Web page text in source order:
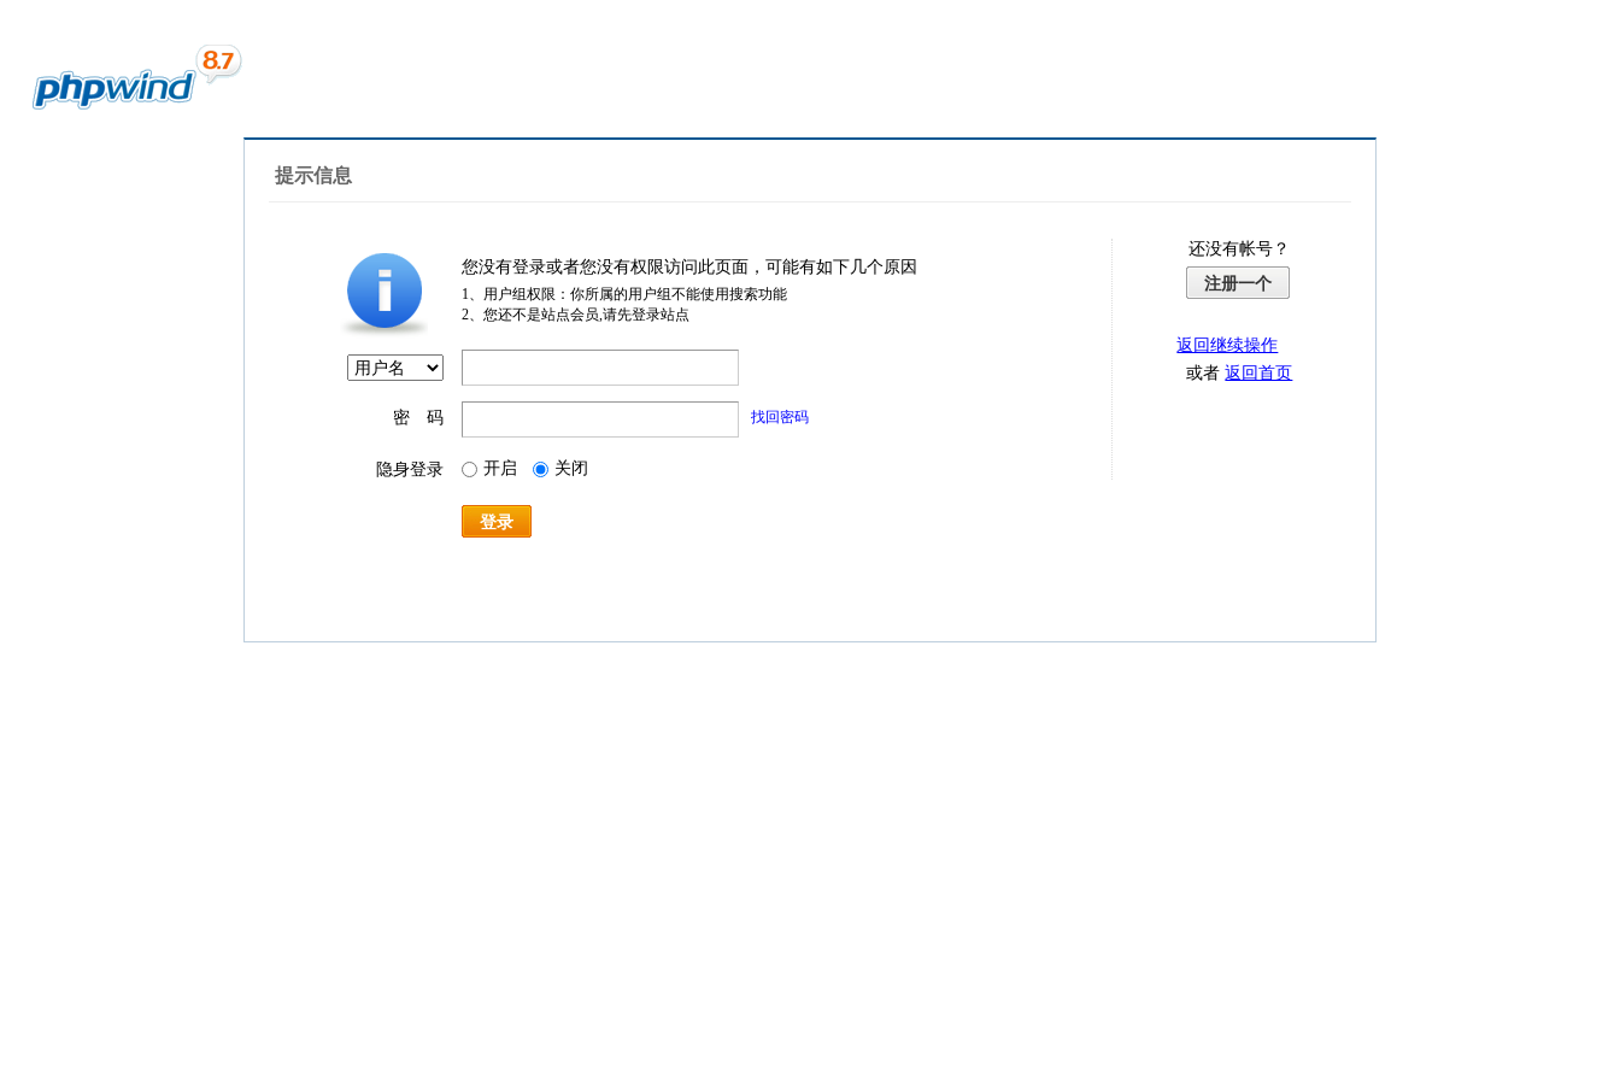
提示信息
您没有登录或者您没有权限访问此页面，可能有如下几个原因
1、用户组权限：你所属的用户组不能使用搜索功能
2、您还不是站点会员,请先登录站点
密 码 找回密码
隐身登录 开启 关闭
登录
还没有帐号？
注册一个
返回继续操作
或者返回首页